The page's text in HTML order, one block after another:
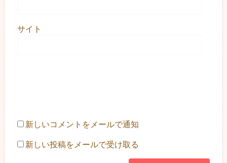
サイト
新しいコメントをメールで通知
新しい投稿をメールで受け取る